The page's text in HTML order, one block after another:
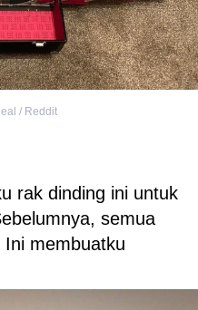
/ Reddit
rak dinding ini untuk
semua
membuatku